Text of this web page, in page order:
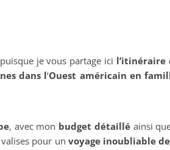
je vous partage ici l’itinéraire
dans l‘Ouest américain en
, avec mon budget détaillé ainsi
pour un voyage inoubliable